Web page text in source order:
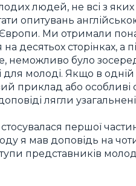
людей, не всі з яких
опитувань
Ми отримали
десятьох сторінках, а
неможливо було
молоді. Якщо в одній
приклад або особливі
лягли
першої
я мав доповідь на
представників